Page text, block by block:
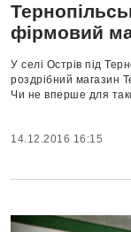
фірмовий
У селі Острів під
роздрібний магазин
Чи не вперше для
14.12.2016 16:15